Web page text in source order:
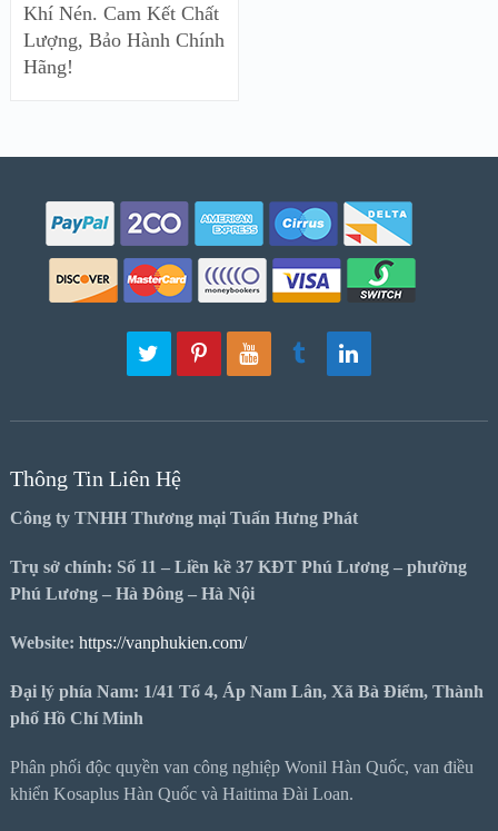
Khí Nén. Cam Kết Chất
Lượng, Bảo Hành Chính
Hãng!
Thông Tin Liên Hệ
Công ty TNHH Thương mại Tuấn Hưng Phát
Trụ sở chính: Số 11 – Liền kề 37 KĐT Phú Lương – phường
Phú Lương – Hà Đông – Hà Nội
Website: https://vanphukien.com/
Đại lý phía Nam: 1/41 Tổ 4, Áp Nam Lân, Xã Bà Điểm, Thành
phố Hồ Chí Minh
Phân phối độc quyền van công nghiệp Wonil Hàn Quốc, van điều
khiển Kosaplus Hàn Quốc và Haitima Đài Loan.